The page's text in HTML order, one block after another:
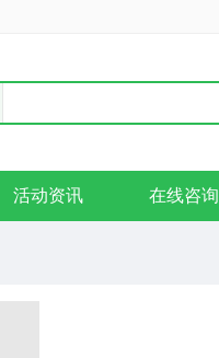
活动资讯 在线咨询